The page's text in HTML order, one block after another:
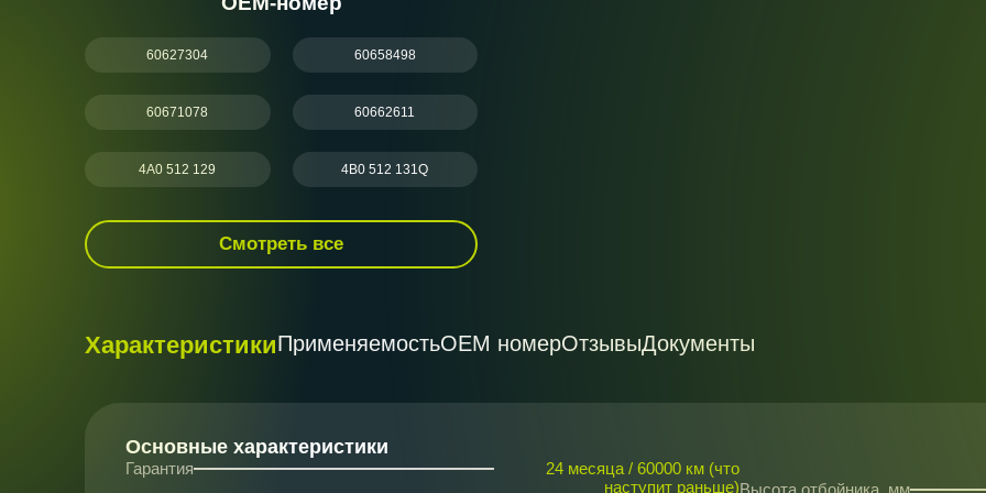
60627304 60658498
60671078 60662611
4A0 512 129 4B0 512 131Q
Смотреть все
ХарактеристикиПрименяемостьОЕМ номерОтзывыДокументы
Основные характеристики
Гарантия
24 месяца / 60000 км (что
наступит раньше)Высота отбойника, мм